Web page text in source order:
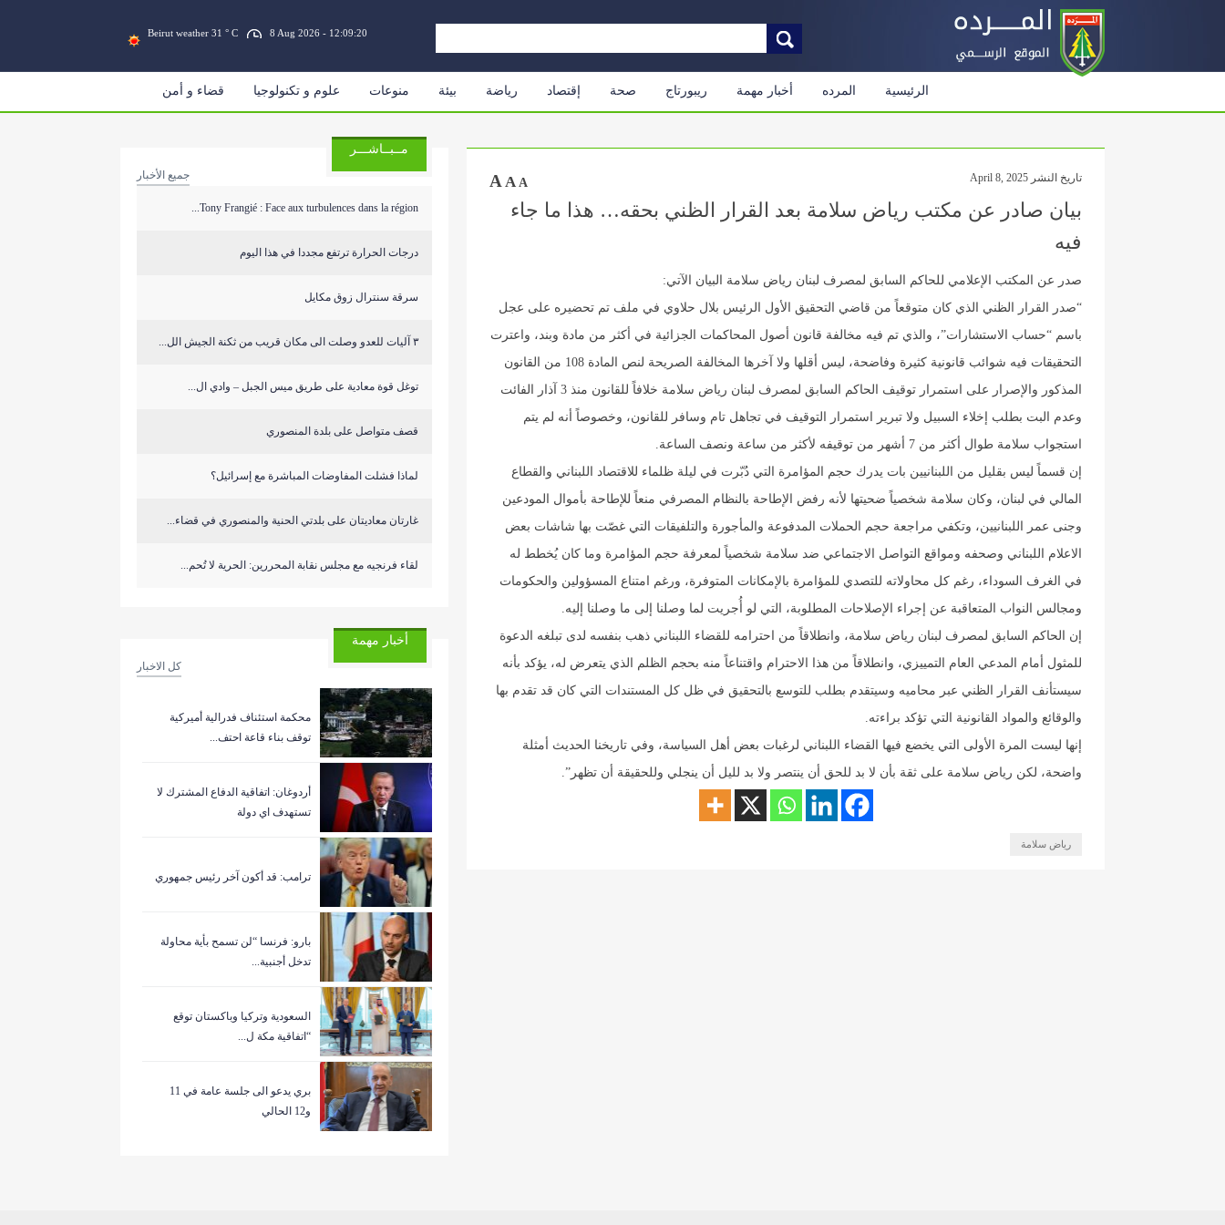
Beirut weather 31 ° C 8 Aug 2026 - 12:09:20
الرئيسية المرده أخبار مهمة ريبورتاج صحة إقتصاد رياضة بيئة منوعات علوم و تكنولوجيا قضاء و أمن
تاريخ النشر April 8, 2025 A A A
بيان صادر عن مكتب رياض سلامة بعد القرار الظني بحقه… هذا ما جاء
فيه
صدر عن المكتب الإعلامي للحاكم السابق لمصرف لبنان رياض سلامة البيان الآتي:
“صدر القرار الظني الذي كان متوقعاً من قاضي التحقيق الأول الرئيس بلال حلاوي في ملف تم تحضيره على عجل
باسم “حساب الاستشارات”، والذي تم فيه مخالفة قانون أصول المحاكمات الجزائية في أكثر من مادة وبند، واعترت
التحقيقات فيه شوائب قانونية كثيرة وفاضحة، ليس أقلها ولا آخرها المخالفة الصريحة لنص المادة 108 من القانون
المذكور والإصرار على استمرار توقيف الحاكم السابق لمصرف لبنان رياض سلامة خلافاً للقانون منذ 3 آذار الفائت
وعدم البت بطلب إخلاء السبيل ولا تبرير استمرار التوقيف في تجاهل تام وسافر للقانون، وخصوصاً أنه لم يتم
استجواب سلامة طوال أكثر من 7 أشهر من توقيفه لأكثر من ساعة ونصف الساعة.
إن قسماً ليس بقليل من اللبنانيين بات يدرك حجم المؤامرة التي دُبّرت في ليلة ظلماء للاقتصاد اللبناني والقطاع
المالي في لبنان، وكان سلامة شخصياً ضحيتها لأنه رفض الإطاحة بالنظام المصرفي منعاً للإطاحة بأموال المودعين
وجنى عمر اللبنانيين، وتكفي مراجعة حجم الحملات المدفوعة والمأجورة والتلفيقات التي غصّت بها شاشات بعض
الاعلام اللبناني وصحفه ومواقع التواصل الاجتماعي ضد سلامة شخصياً لمعرفة حجم المؤامرة وما كان يُخطط له
في الغرف السوداء، رغم كل محاولاته للتصدي للمؤامرة بالإمكانات المتوفرة، ورغم امتناع المسؤولين والحكومات
ومجالس النواب المتعاقبة عن إجراء الإصلاحات المطلوبة، التي لو أُجريت لما وصلنا إلى ما وصلنا إليه.
إن الحاكم السابق لمصرف لبنان رياض سلامة، وانطلاقاً من احترامه للقضاء اللبناني ذهب بنفسه لدى تبلغه الدعوة
للمثول أمام المدعي العام التمييزي، وانطلاقاً من هذا الاحترام واقتناعاً منه بحجم الظلم الذي يتعرض له، يؤكد بأنه
سيستأنف القرار الظني عبر محاميه وسيتقدم بطلب للتوسع بالتحقيق في ظل كل المستندات التي كان قد تقدم بها
والوقائع والمواد القانونية التي تؤكد براءته.
إنها ليست المرة الأولى التي يخضع فيها القضاء اللبناني لرغبات بعض أهل السياسة، وفي تاريخنا الحديث أمثلة
واضحة، لكن رياض سلامة على ثقة بأن لا بد للحق أن ينتصر ولا بد لليل أن ينجلي وللحقيقة أن تظهر”.
رياض سلامة
مــبــاشـــر
جميع الأخبار
Tony Frangié : Face aux turbulences dans la région...
درجات الحرارة ترتفع مجددا في هذا اليوم
سرقة سنترال زوق مكايل
٣ آليات للعدو وصلت الى مكان قريب من ثكنة الجيش الل...
توغل قوة معادية على طريق ميس الجبل – وادي ال...
قصف متواصل على بلدة المنصوري
لماذا فشلت المفاوضات المباشرة مع إسرائيل؟
غارتان معاديتان على بلدتي الحنية والمنصوري في قضاء...
لقاء فرنجيه مع مجلس نقابة المحررين: الحرية لا تُحم...
أخبار مهمة
كل الاخبار
‏محكمة استئناف فدرالية أميركية
توقف بناء قاعة احتف...
أردوغان: اتفاقية الدفاع المشترك لا
تستهدف اي دولة
ترامب: قد أكون آخر رئيس جمهوري
بارو: فرنسا “لن تسمح بأية محاولة
تدخل أجنبية...
السعودية وتركيا وباكستان توقع
“اتفاقية مكة ل...
بري يدعو الى جلسة عامة في 11
و12 الحالي